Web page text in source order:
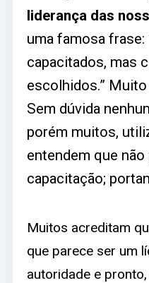
liderança das
uma famosa
capacitados, mas
escolhidos.”
Sem dúvida
porém muitos,
entendem que
capacitação;
Muitos acreditam
que parece ser um
autoridade e